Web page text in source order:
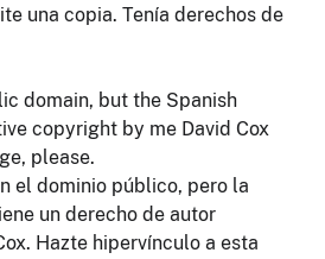
una copia. Tenía derechos de
domain, but the Spanish
copyright by me David Cox
please.
el dominio público, pero la
un derecho de autor
Hazte hipervínculo a esta